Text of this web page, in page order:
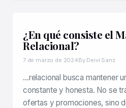
¿En qué consiste el
Relacional?
7 de marzo de 2024By Deivi Sanz
…relacional busca mantener
constante y honesta. No se
ofertas y promociones, sino